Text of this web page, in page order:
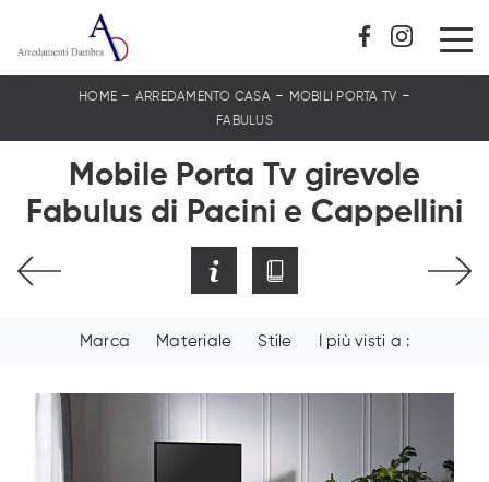
HOME - ARREDAMENTO CASA- MOBILI PORTA TV -
FABULUS
Mobile Porta Tv girevole
Fabulus di Pacini e Cappellini
Marca Materiale Stile I più visti a :